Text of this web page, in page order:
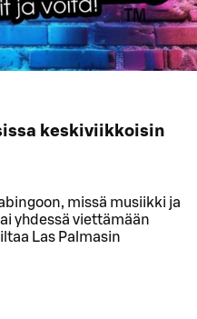
keskiviikkoisin
missä musiikki ja
yhdessä viettämään
Las Palmasin